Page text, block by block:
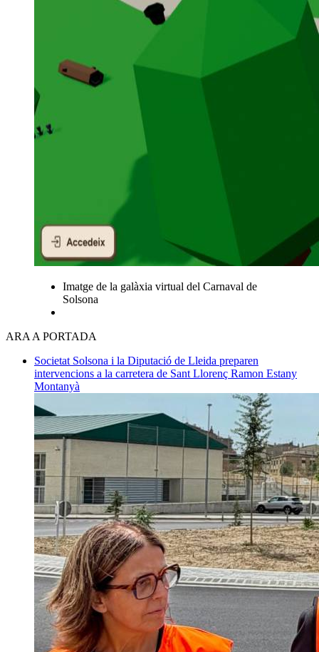
Imatge de la galàxia virtual del Carnaval de
Solsona
ARA A PORTADA
Societat Solsona i la Diputació de Lleida preparen
intervencions a la carretera de Sant Llorenç Ramon Estany
Montanyà